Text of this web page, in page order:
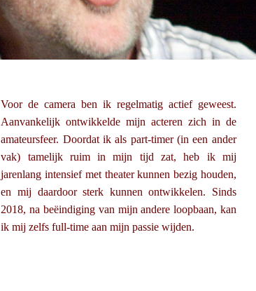
Voor de camera ben ik regelmatig actief geweest.
Aanvankelijk ontwikkelde mijn acteren zich in de
amateursfeer. Doordat ik als part-timer (in een ander
vak) tamelijk ruim in mijn tijd zat, heb ik mij
jarenlang intensief met theater kunnen bezig houden,
en mij daardoor sterk kunnen ontwikkelen. Sinds
2018, na beëindiging van mijn andere loopbaan, kan
ik mij zelfs full-time aan mijn passie wijden.